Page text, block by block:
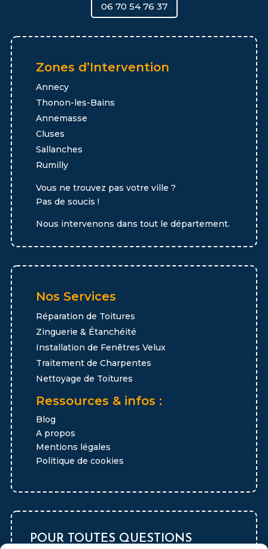
06 70 54 76 37
Zones d’Intervention
Annecy
Thonon-les-Bains
Annemasse
Cluses
Sallanches
Rumilly
Vous ne trouvez pas votre ville ?
Pas de soucis !
Nous intervenons dans tout le département.
Nos Services
Réparation de Toitures
Zinguerie & Étanchéité
Installation de Fenêtres Velux
Traitement de Charpentes
Nettoyage de Toitures
Ressources & infos :
Blog
A propos
Mentions légales
Politique de cookies
POUR TOUTES QUESTIONS